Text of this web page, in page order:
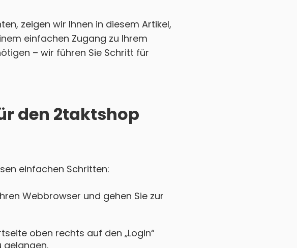
zeigen wir Ihnen in diesem Artikel,
einfachen Zugang zu Ihrem
– wir führen Sie Schritt für
den 2taktshop
einfachen Schritten:
Webbrowser und gehen Sie zur
oben rechts auf den „Login“
gelangen.